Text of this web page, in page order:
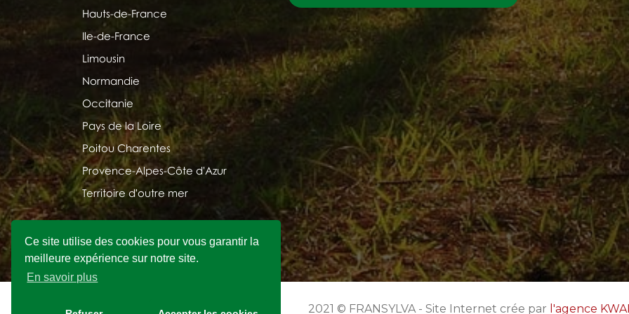
Ce site utilise des cookies pour vous garantir la
meilleure expérience sur notre site.
En savoir plus
Hauts-de-France
Ile-de-France
Limousin
Normandie
Occitanie
Pays de la Loire
Poitou Charentes
Provence-Alpes-Côte d'Azur
Territoire d'outre mer
2021 © FRANSYLVA - Site Internet crée par l'agence